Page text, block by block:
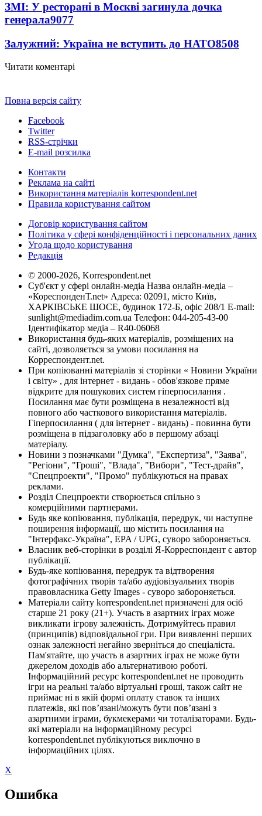
ЗМІ: У ресторані в Москві загинула дочка
генерала9077
Залужний: Україна не вступить до НАТО8508
Читати коментарі
Повна версія сайту
Facebook
Twitter
RSS-стрічки
E-mail розсилка
Контакти
Реклама на сайті
Використання матеріалів korrespondent.net
Правила користування сайтом
Договір користування сайтом
Політика у сфері конфіденційності і персональних даних
Угода щодо користування
Редакція
© 2000-2026, Korrespondent.net
Суб'єкт у сфері онлайн-медіа Назва онлайн-медіа –
«КореспонденТ.net» Адреса: 02091, місто Київ,
ХАРКІВСЬКЕ ШОСЕ, будинок 172-Б, офіс 208/1 E-mail:
sunlight@mediadim.com.ua Телефон: 044-205-43-00
Ідентифікатор медіа – R40-06068
Використання будь-яких матеріалів, розміщених на
сайті, дозволяється за умови посилання на
Корреспондент.net.
При копіюванні матеріалів зі сторінки « Новини України
і світу» , для інтернет - видань - обов'язкове пряме
відкрите для пошукових систем гіперпосилання .
Посилання має бути розміщена в незалежності від
повного або часткового використання матеріалів.
Гіперпосилання ( для інтернет - видань) - повинна бути
розміщена в підзаголовку або в першому абзаці
матеріалу.
Новини з позначками "Думка", "Експертиза", "Заява",
"Регіони", "Гроші", "Влада", "Вибори", "Тест-драйв",
"Спецпроекти", "Промо" публікуються на правах
реклами.
Розділ Спецпроекти створюється спільно з
комерційними партнерами.
Будь яке копіювання, публікація, передрук, чи наступне
поширення інформації, що містить посилання на
"Інтерфакс-Україна", EPA / UPG, суворо забороняється.
Власник веб-сторінки в розділі Я-Корреспондент є автор
публікації.
Будь-яке копіювання, передрук та відтворення
фотографічних творів та/або аудіовізуальних творів
правовласника Getty Images - суворо забороняється.
Матеріали сайту korrespondent.net призначені для осіб
старше 21 року (21+). Участь в азартних іграх може
викликати ігрову залежність. Дотримуйтесь правил
(принципів) відповідальної гри. При виявленні перших
ознак залежності негайно зверніться до спеціаліста.
Пам'ятайте, що участь в азартних іграх не може бути
джерелом доходів або альтернативою роботі.
Інформаційний ресурс korrespondent.net не проводить
ігри на реальні та/або віртуальні гроші, також сайт не
приймає ні в якій формі оплату ставок та інших
платежів, які пов’язані/можуть бути пов’язані з
азартними іграми, букмекерами чи тоталізаторами. Будь-
які матеріали на інформаційному ресурсі
korrespondent.net публікуються виключно в
інформаційних цілях.
X
Ошибка